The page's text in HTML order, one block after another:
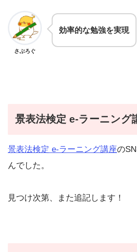
さぶろぐ
効率的な勉強を実現
景表法検定 e-ラーニング
景表法検定 e-ラーニング講座の
んでした。
見つけ次第、また追記します！